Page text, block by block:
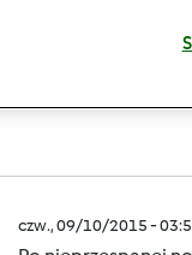
Kochane
czw., 09/10/2015 -